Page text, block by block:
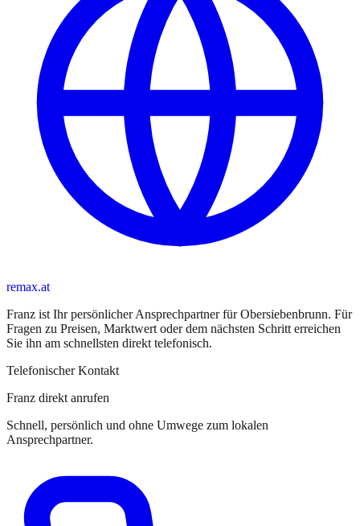
remax.at
Franz ist Ihr persönlicher Ansprechpartnerfür Obersiebenbrunn. Für
Fragen zu Preisen, Marktwert oder dem nächsten Schritt erreichen
Sie ihn am schnellsten direkt telefonisch.
Telefonischer Kontakt
Franz direkt anrufen
Schnell, persönlich und ohne Umwege zum lokalen
Ansprechpartner.